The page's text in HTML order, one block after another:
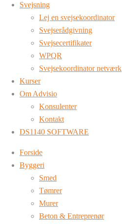
Svejsning
Lej en svejsekoordinator
Svejserådgivning
Svejsecertifikater
WPQR
Svejsekoordinator netværk
Kurser
Om Advisio
Konsulenter
Kontakt
DS1140 SOFTWARE
Forside
Byggeri
Smed
Tømrer
Murer
Beton & Entreprenør